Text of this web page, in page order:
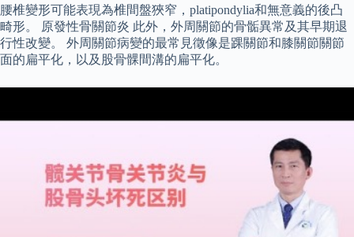
腰椎變形可能表現為椎間盤狹窄，platipondylia和無意義的後凸
畸形。 原發性骨關節炎 此外，外周關節的骨骺異常及其早期退
行性改變。 外周關節病變的最常見徵像是踝關節和膝關節關節
面的扁平化，以及股骨髁間溝的扁平化。